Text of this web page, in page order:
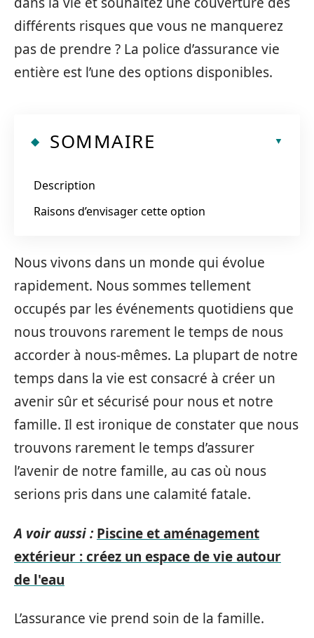
différents risques que vous ne manquerez
pas de prendre ? La police d’assurance vie
entière est l’une des options disponibles.
SOMMAIRE
Description
Raisons d’envisager cette option
Nous vivons dans un monde qui évolue
rapidement. Nous sommes tellement
occupés par les événements quotidiens que
nous trouvons rarement le temps de nous
accorder à nous-mêmes. La plupart de notre
temps dans la vie est consacré à créer un
avenir sûr et sécurisé pour nous et notre
famille. Il est ironique de constater que nous
trouvons rarement le temps d’assurer
l’avenir de notre famille, au cas où nous
serions pris dans une calamité fatale.
A voir aussi : Piscine et aménagement
extérieur : créez un espace de vie autour
de l'eau
L’assurance vie prend soin de la famille.